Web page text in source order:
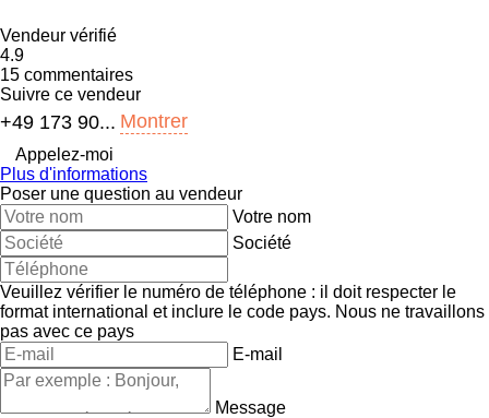
Vendeur vérifié
4.9
15 commentaires
Suivre ce vendeur
+49 173 90... Montrer
Appelez-moi
Plus d'informations
Poser une question au vendeur
Votre nom
Société
Veuillez vérifier le numéro de téléphone : il doit respecter le
format international et inclure le code pays. Nous ne travaillons
pas avec ce pays
E-mail
Message